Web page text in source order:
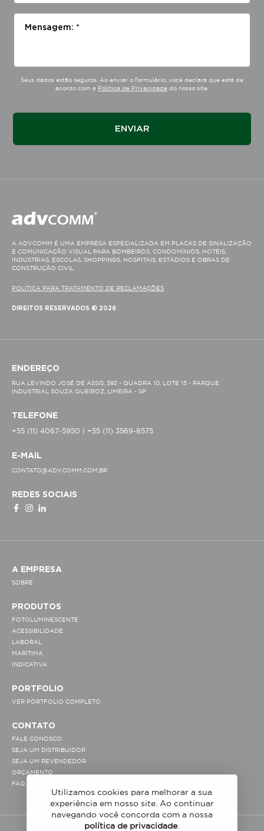
Mensagem: *
Seus dados estão seguros. Ao enviar o formulário, você declara que está de
acordo com a Política de Privacidade do nosso site.
A ADVCOMM É UMA EMPRESA ESPECIALIZADA EM PLACAS DE SINALIZAÇÃO
E COMUNICAÇÃO VISUAL PARA BOMBEIROS, CONDOMÍNIOS, HOTÉIS,
INDÚSTRIAS, ESCOLAS, SHOPPINGS, HOSPITAIS, ESTÁDIOS E OBRAS DE
CONSTRUÇÃO CIVIL.
POLÍTICA PARA TRATAMENTO DE RECLAMAÇÕES
DIREITOS RESERVADOS © 2026
ENDEREÇO
RUA LEVINDO JOSÉ DE ASSIS, 393 - QUADRA 10, LOTE 15 - PARQUE
INDUSTRIAL SOUZA QUEIROZ, LIMEIRA - SP
TELEFONE
+55 (11) 4067-5950 | +55 (11) 3569-8575
E-MAIL
CONTATO@ADVCOMM.COM.BR
REDES SOCIAIS
A EMPRESA
SOBRE
PRODUTOS
FOTOLUMINESCENTE
ACESSIBILIDADE
LABORAL
MARÍTIMA
INDICATIVA
PORTFOLIO
VER PORTFOLIO COMPLETO
CONTATO
FALE CONOSCO
SEJA UM DISTRIBUIDOR
SEJA UM REVENDEDOR
ORÇAMENTO
FAQ
Utilizamos cookies para melhorar a sua
experiência em nosso site. Ao continuar
navegando você concorda com a nossa
política de privacidade.